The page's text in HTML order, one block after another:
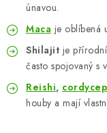
únavou.
Maca je oblíbená
Shilajit je
často spojovaný s
Reishi,
houby a mají